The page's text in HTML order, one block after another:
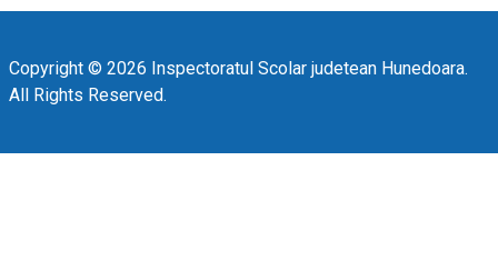
Copyright © 2026 Inspectoratul Scolar judetean Hunedoara.
All Rights Reserved.